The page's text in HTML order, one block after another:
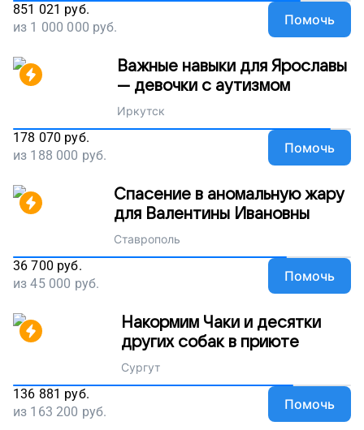
851 021 руб.
из 1 000 000 руб. Помочь
Важные навыки для Ярославы
— девочки с аутизмом
Иркутск
178 070 руб.
из 188 000 руб. Помочь
Спасение в аномальную жару
для Валентины Ивановны
Ставрополь
36 700 руб.
из45 000 руб. Помочь
Накормим Чаки и десятки
других собак в приюте
Сургут
136 881 руб.
из 163 200 руб. Помочь